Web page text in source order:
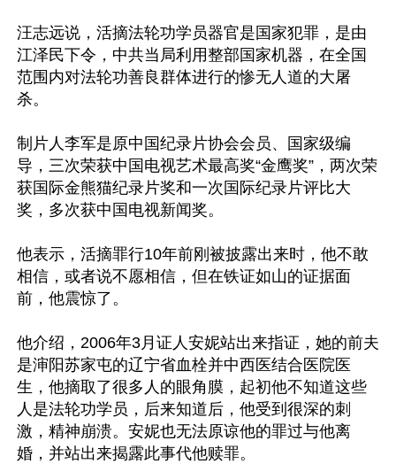
汪志远说，活摘法轮功学员器官是国家犯罪，是由
江泽民下令，中共当局利用整部国家机器，在全国
范围内对法轮功善良群体进行的惨无人道的大屠
杀。
制片人李军是原中国纪录片协会会员、国家级编
导，三次荣获中国电视艺术最高奖“金鹰奖”，两次荣
获国际金熊猫纪录片奖和一次国际纪录片评比大
奖，多次获中国电视新闻奖。
他表示，活摘罪行10年前刚被披露出来时，他不敢
相信，或者说不愿相信，但在铁证如山的证据面
前，他震惊了。
他介绍，2006年3月证人安妮站出来指证，她的前夫
是渖阳苏家屯的辽宁省血栓并中西医结合医院医
生，他摘取了很多人的眼角膜，起初他不知道这些
人是法轮功学员，后来知道后，他受到很深的刺
激，精神崩溃。安妮也无法原谅他的罪过与他离
婚，并站出来揭露此事代他赎罪。